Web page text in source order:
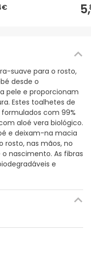
5,
suave para o rosto,
desde o
pele e proporcionam
Estes toalhetes de
com 99%
aloé vera biológico.
e deixam-na macia
rosto, nas mãos, no
nascimento. As fibras
e